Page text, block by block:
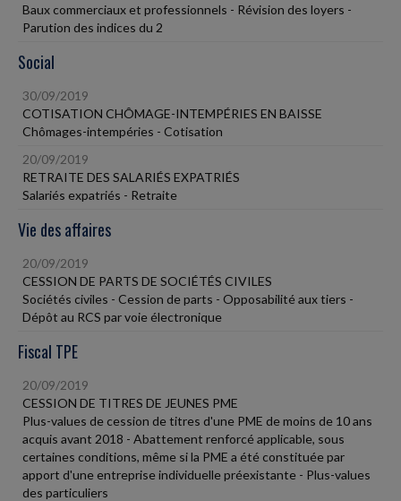
Baux commerciaux et professionnels - Révision des loyers -
Parution des indices du 2
Social
30/09/2019
COTISATION CHÔMAGE-INTEMPÉRIES EN BAISSE
Chômages-intempéries - Cotisation
20/09/2019
RETRAITE DES SALARIÉS EXPATRIÉS
Salariés expatriés - Retraite
Vie des affaires
20/09/2019
CESSION DE PARTS DE SOCIÉTÉS CIVILES
Sociétés civiles - Cession de parts - Opposabilité aux tiers -
Dépôt au RCS par voie électronique
Fiscal TPE
20/09/2019
CESSION DE TITRES DE JEUNES PME
Plus-values de cession de titres d'une PME de moins de 10 ans
acquis avant 2018 - Abattement renforcé applicable, sous
certaines conditions, même si la PME a été constituée par
apport d'une entreprise individuelle préexistante - Plus-values
des particuliers